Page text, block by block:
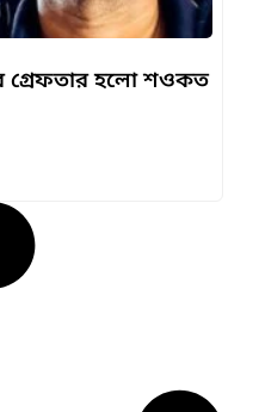
গ্রেফতার হলো শওকত